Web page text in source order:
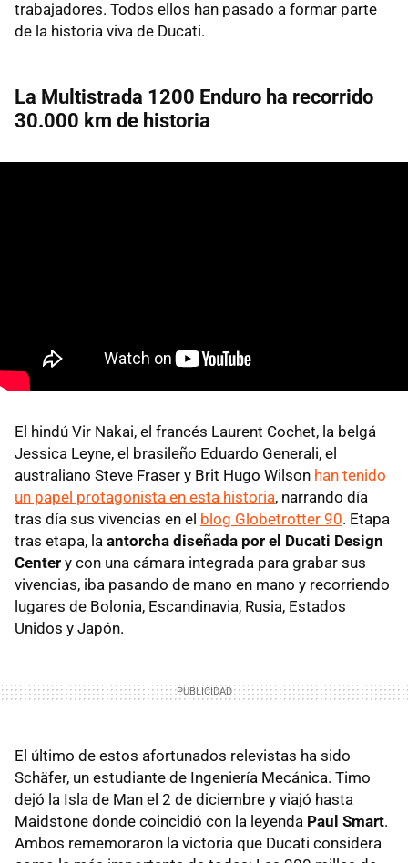
trabajadores. Todos ellos han pasado a formar parte
de la historia viva de Ducati.
La Multistrada 1200 Enduro ha recorrido
30.000 km de historia
El hindú Vir Nakai, el francés Laurent Cochet, la belgá
Jessica Leyne, el brasileño Eduardo Generali, el
australiano Steve Fraser y Brit Hugo Wilson han tenido
un papel protagonista en esta historia, narrando día
tras día sus vivencias en el blog Globetrotter 90. Etapa
tras etapa, la antorcha diseñada por el Ducati Design
Center y con una cámara integrada para grabar sus
vivencias, iba pasando de mano en mano y recorriendo
lugares de Bolonia, Escandinavia, Rusia, Estados
Unidos y Japón.
El último de estos afortunados relevistas ha sido
Schäfer, un estudiante de Ingeniería Mecánica. Timo
dejó la Isla de Man el 2 de diciembre y viajó hasta
Maidstone donde coincidió con la leyenda Paul Smart.
Ambos rememoraron la victoria que Ducati considera